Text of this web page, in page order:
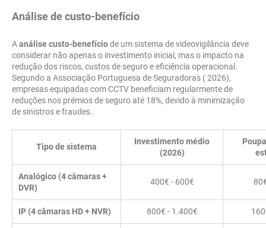
Análise de custo-benefício
Aanálise custo-benefíciode um sistema de videovigilância deve
considerar não apenas o investimento inicial, mas o impacto na
redução dos riscos, custos de seguro e eficiência operacional.
Segundo a Associação Portuguesa de Seguradoras ( 2026),
empresas equipadas com CCTV beneficiam regularmente de
reduções nos prémios de seguro até 18%, devido à minimização
de sinistros e fraudes.
Tipo de sistema
Investimento médio
(2026)
Analógico (4 câmaras +
DVR)
400€ - 600€
IP (4 câmaras HD + NVR) 800€ - 1.400€